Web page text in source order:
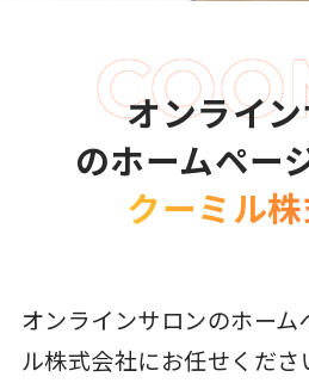
オンライ
のホームペー
クーミル
オンラインサロンのホーム
ル株式会社にお任せくださ